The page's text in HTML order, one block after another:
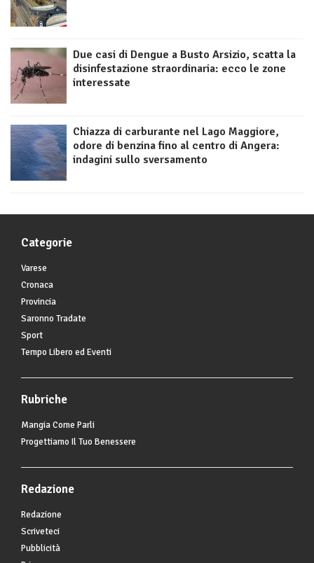
Due casi di Dengue a Busto Arsizio, scatta la
disinfestazione straordinaria: ecco le zone
interessate
Chiazza di carburante nel Lago Maggiore,
odore di benzina fino al centro di Angera:
indagini sullo sversamento
Categorie
Varese
Cronaca
Provincia
Saronno Tradate
Sport
Tempo Libero ed Eventi
Rubriche
Mangia Come Parli
Progettiamo Il Tuo Benessere
Redazione
Redazione
Scriveteci
Pubblicità